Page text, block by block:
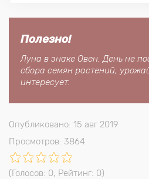
Полезно!
Луна в знаке Овен. День не
сбора семян растений,
интересует.
Опубликовано: 15 авг 2019
Просмотров: 3864
(Голосов: 0, Рейтинг: 0)